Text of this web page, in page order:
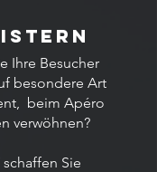
Ihre Besucher
besondere Art
beim Apéro
verwöhnen?
Sie